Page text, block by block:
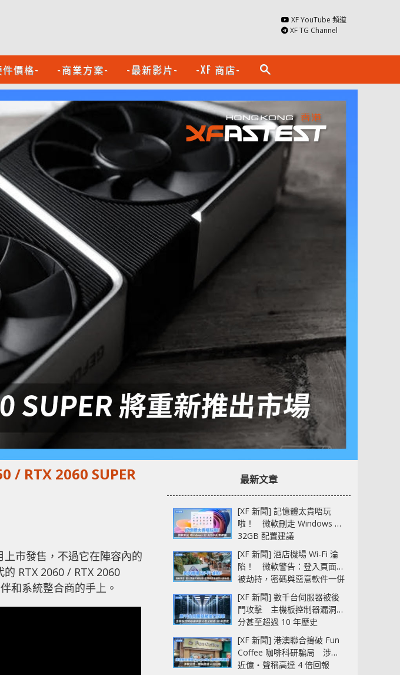
XF YouTube 頻道
XF TG Channel
價格- -商業方案- -最新影片- -XF 商店- search
/ RTX 2060 SUPER
上市發售，不過它在陣容內的
RTX 2060 / RTX 2060
和系統整合商的手上 。
最新文章
[XF 新聞] 記憶體太貴唔玩
啦！ 微軟刪走 Windows 11
32GB 配置建議
[XF 新聞] 酒店機場 Wi-Fi 淪
陷！ 微軟警告：登入頁面可
被劫持，密碼與惡意軟件一併
中招
[XF 新聞] 數千台伺服器被後
門攻擊 主機板控制器漏洞部
分甚至超過 10 年歷史
[XF 新聞] 港澳聯合搗破 Fun
Coffee 咖啡科研騙局 涉款
近億‧聲稱高達 4 倍回報